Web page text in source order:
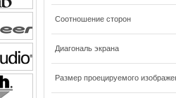
Соотношение сторон
Диагональ экрана
Размер проецируемого